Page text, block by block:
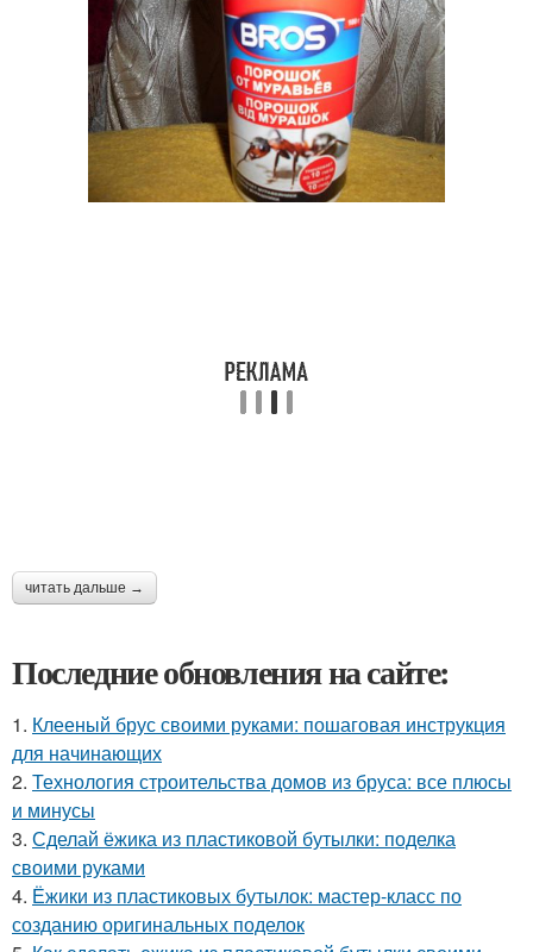
читать дальше →
Последние обновления на сайте:
1. Клееный брус своими руками: пошаговая инструкция
для начинающих
2. Технология строительства домов из бруса: все плюсы
и минусы
3. Сделай ёжика из пластиковой бутылки: поделка
своими руками
4. Ёжики из пластиковых бутылок: мастер-класс по
созданию оригинальных поделок